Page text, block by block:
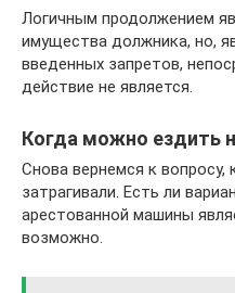
Логичным продолжением
имущества должника, но,
введенных запретов,
действие не является.
Когда можно ездить
Снова вернемся к
затрагивали. Есть ли
арестованной машины
возможно.